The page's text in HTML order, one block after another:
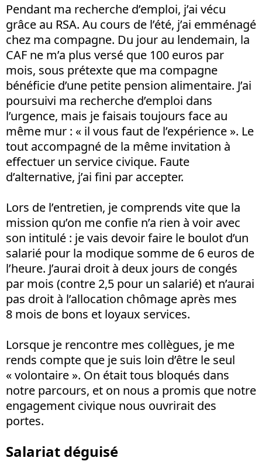
Pendant ma recherche d’emploi, j’ai vécu
grâce au RSA. Au cours de l’été, j’ai emménagé
chez ma compagne. Du jour au lendemain, la
CAF ne m’a plus versé que 100 euros par
mois, sous prétexte que ma compagne
bénéficie d’une petite pension alimentaire. J’ai
poursuivi ma recherche d’emploi dans
l’urgence, mais je faisais toujours face au
même mur : « il vous faut de l’expérience ». Le
tout accompagné de la même invitation à
effectuer un service civique. Faute
d’alternative, j’ai fini par accepter.
Lors de l’entretien, je comprends vite que la
mission qu’on me confie n’a rien à voir avec
son intitulé : je vais devoir faire le boulot d’un
salarié pour la modique somme de 6 euros de
l’heure. J’aurai droit à deux jours de congés
par mois (contre 2,5 pour un salarié) et n’aurai
pas droit à l’allocation chômage après mes
8 mois de bons et loyaux services.
Lorsque je rencontre mes collègues, je me
rends compte que je suis loin d’être le seul
« volontaire ». On était tous bloqués dans
notre parcours, et on nous a promis que notre
engagement civique nous ouvrirait des
portes.
Salariat déguisé